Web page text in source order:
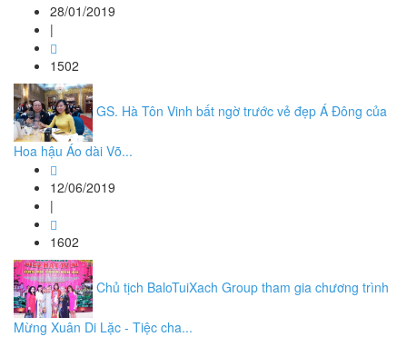
28/01/2019
|
1502
GS. Hà Tôn Vinh bất ngờ trước vẻ đẹp Á Đông của
Hoa hậu Áo dài Võ...
12/06/2019
|
1602
Chủ tịch BaloTuiXach Group tham gia chương trình
Mừng Xuân Di Lặc - Tiệc cha...